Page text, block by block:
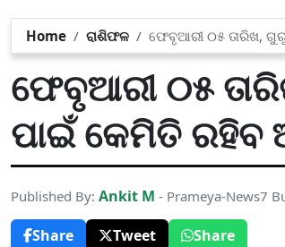
Home ରାଶିଫଳ ଫେବୃଆରୀ ୦୫ ତାରିଖ,
ଫେବୃଆରୀ ୦୫
ପାଇଁ କେମିତି
Published By: Ankit M - Prameya-News7
Share
Tweet Share